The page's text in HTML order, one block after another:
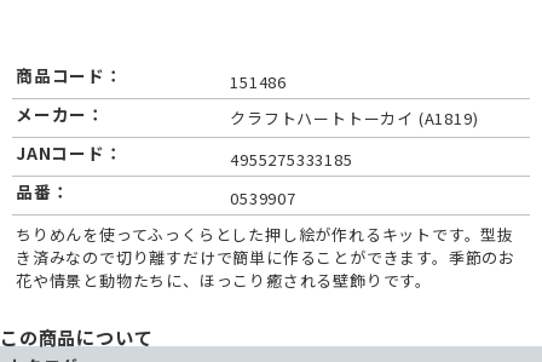
商品コード： 151486
メーカー： クラフトハートトーカイ (A1819)
JANコード： 4955275333185
品番：
0539907
ちりめんを使ってふっくらとした押し絵が作れるキットです。型抜
き済みなので切り離すだけで簡単に作ることができます。季節のお
花や情景と動物たちに、ほっこり癒される壁飾りです。
この商品について